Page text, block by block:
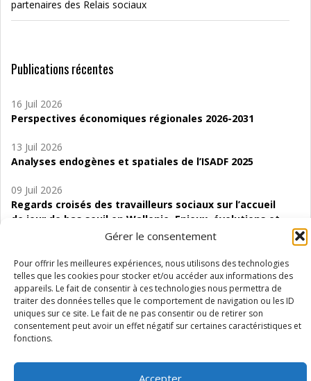
Gérer le consentement
Pour offrir les meilleures expériences, nous utilisons des technologies
telles que les cookies pour stocker et/ou accéder aux informations des
appareils. Le fait de consentir à ces technologies nous permettra de
traiter des données telles que le comportement de navigation ou les ID
uniques sur ce site. Le fait de ne pas consentir ou de retirer son
consentement peut avoir un effet négatif sur certaines caractéristiques et
fonctions.
Accepter
partenaires des Relais sociaux
Publications récentes
16 Juil 2026
Perspectives économiques régionales 2026-2031
13 Juil 2026
Analyses endogènes et spatiales de l’ISADF 2025
09 Juil 2026
Regards croisés des travailleurs sociaux sur l’accueil
de jour de bas seuil en Wallonie. Enjeux, évolutions et
06 Juil 2026
Étude d’évaluabilité des Structures
d’accompagnement à l’autocréation d’emploi (SAACE)
01 Juil 2026
Pénurie du personnel infirmier :quels indicateurs
Wallonie ?